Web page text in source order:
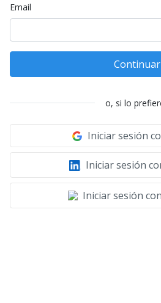
Email
Continuar
o, si lo
Iniciar sesión
Iniciar sesión
Iniciar sesión